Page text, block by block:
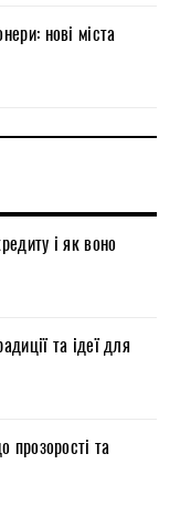
нові міста
і як воно
та ідеї для
прозорості та